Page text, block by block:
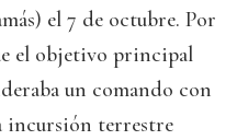
el 7 de octubre. Por
el objetivo principal
un comando con
incursión terrestre